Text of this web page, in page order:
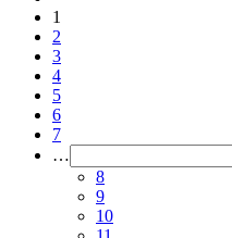
1
2
3
4
5
6
7
…
8
9
10